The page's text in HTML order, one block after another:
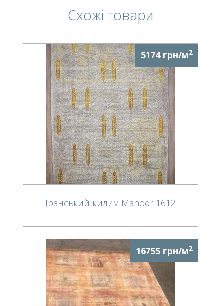
Схожі товари
5174 грн/м2
Іранський килим Mahoor 1612
16755 грн/м2